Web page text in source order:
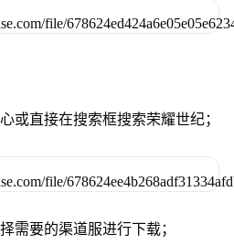
或直接在搜索框搜索荣耀世纪；
需要的渠道服进行下载；